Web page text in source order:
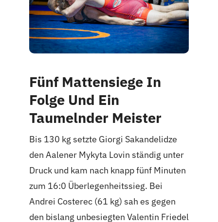
Fünf Mattensiege In
Folge Und Ein
Taumelnder Meister
Bis 130 kg setzte Giorgi Sakandelidze
den Aalener Mykyta Lovin ständig unter
Druck und kam nach knapp fünf Minuten
zum 16:0 Überlegenheitssieg. Bei
Andrei Costerec (61 kg) sah es gegen
den bislang unbesiegten Valentin Friedel